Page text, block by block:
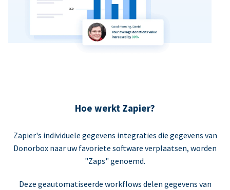
Hoe werkt Zapier?
Zapier's individuele gegevens integraties die gegevens van
Donorbox naar uw favoriete software verplaatsen, worden
"Zaps" genoemd.
Deze geautomatiseerde workflows delen gegevens van